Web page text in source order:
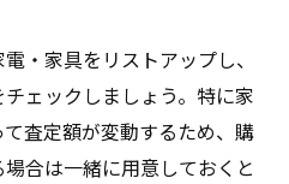
・家具をリストアップし、
ェックしましょう。特に家
査定額が変動するため、購
合は一緒に用意しておくと